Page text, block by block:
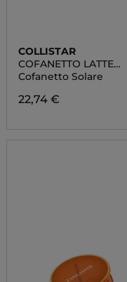
COLLISTAR
COFANETTO LATTE
SPRAY ABBRONZANTE
IDRATANTE SPF 20
Cofanetto Solare
22,74 €